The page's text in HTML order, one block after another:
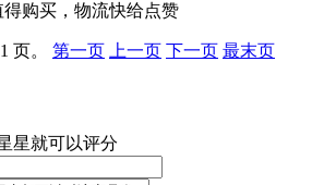
得购买，物流快给点赞
页。 第一页 上一页 下一页 最末页
星就可以评分